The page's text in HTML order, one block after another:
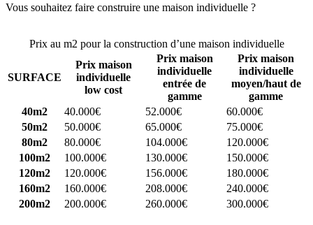
Vous souhaitez faire construire une maison individuelle ?
Prix au m2 pour la construction d’une maison individuelle
SURFACE
Prix maison
individuelle
low cost
Prix maison
individuelle
entrée de
gamme
Prix maison
individuelle
moyen/haut de
gamme
40m2
40.000€ 52.000€
60.000€
50m2
50.000€ 65.000€
75.000€
80m2
80.000€ 104.000€
120.000€
100m2
100.000€ 130.000€
150.000€
120m2
120.000€ 156.000€
180.000€
160m2
160.000€ 208.000€
240.000€
200m2
200.000€ 260.000€ 300.000€